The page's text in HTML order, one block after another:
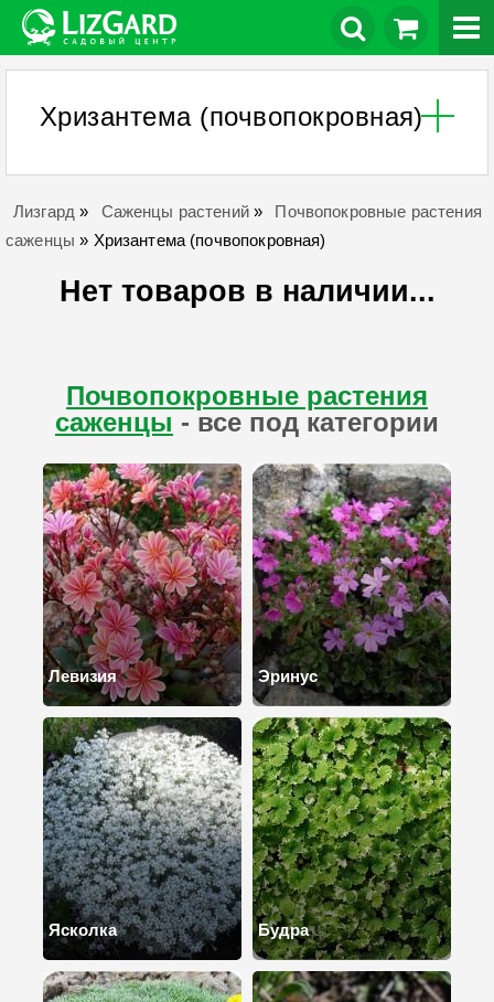
Хризантема (почвопокровная)
Лизгард » Саженцы растений»
Почвопокровные растения
саженцы » Хризантема (почвопокровная)
Нет товаров в наличии...
Почвопокровные растения
саженцы - все под категории
Левизия Эринус
Ясколка Будра